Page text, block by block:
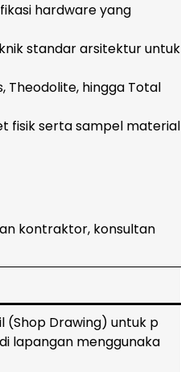
hardware yang
standar arsitektur untuk
hingga Total
fisik serta sampel material
kontraktor, konsultan
(Shop Drawing) untuk p
lapangan menggunaka